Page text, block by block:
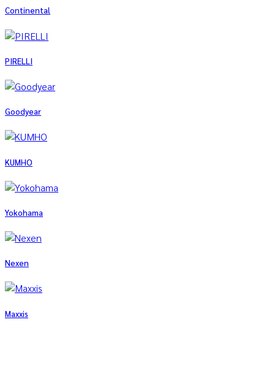
Continental
PIRELLI
Goodyear
KUMHO
Yokohama
Nexen
Maxxis